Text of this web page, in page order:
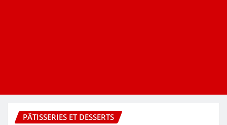
PÂTISSERIES ET DESSERTS